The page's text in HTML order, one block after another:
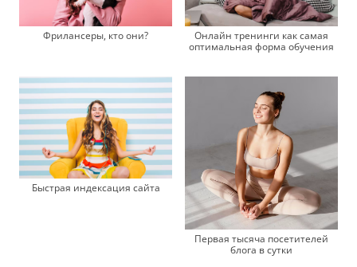
Фрилансеры, кто они?
Онлайн тренинги как самая
оптимальная форма обучения
Быстрая индексация сайта
Первая тысяча посетителей
блога в сутки